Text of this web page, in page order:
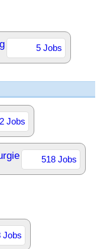
5 Jobs
Jobs
518 Jobs
Jobs